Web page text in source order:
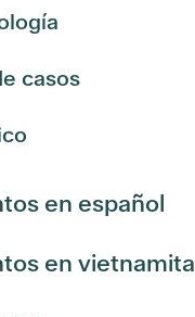
casos
en español
en vietnamita